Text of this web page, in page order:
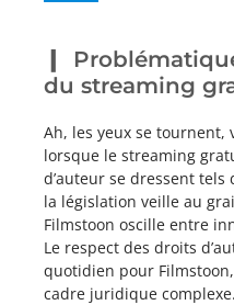
du streaming
Ah, les yeux se tournent,
lorsque le streaming
d’auteur se dressent
la législation veille au
Filmstoon oscille entre
Le respect des droits
quotidien pour
cadre juridique